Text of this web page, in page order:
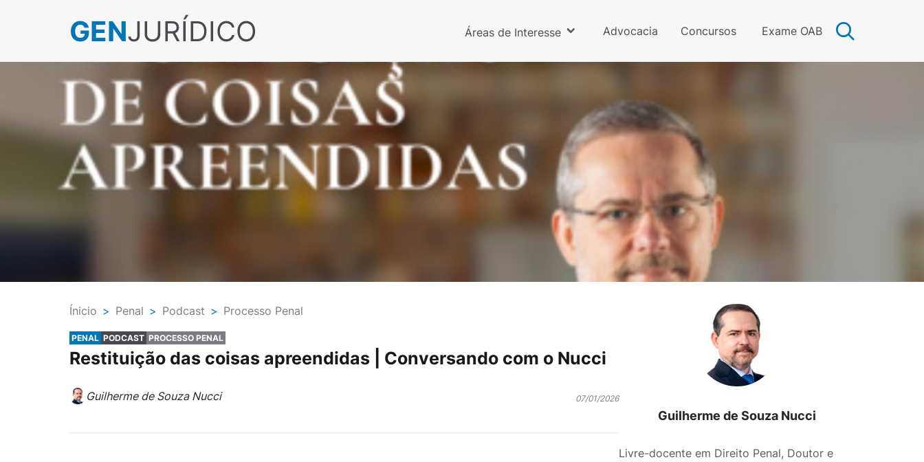
GENJURÍDICO Áreas de Interesse Advocacia Concursos Exame OAB
Ínicio > Penal > Podcast > Processo Penal
PENAL PODCAST PROCESSO PENAL
Restituição das coisas apreendidas | Conversando com o Nucci
Guilherme de Souza Nucci 07/01/2026
Guilherme de Souza Nucci
Livre-docente em Direito Penal, Doutor e